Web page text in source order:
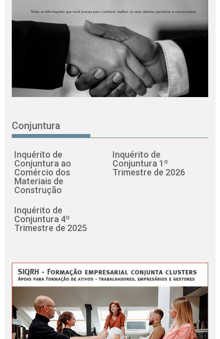
Conjuntura
Inquérito de
Conjuntura ao
Comércio dos
Materiais de
Construção
Inquérito de
Conjuntura 1º
Trimestre de 2026
Inquérito de
Conjuntura 4º
Trimestre de 2025